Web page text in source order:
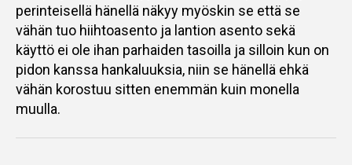
perinteisellä hänellä näkyy myöskin se että se
vähän tuo hiihtoasento ja lantion asento sekä
käyttö ei ole ihan parhaiden tasoilla ja silloin kun on
pidon kanssa hankaluuksia, niin se hänellä ehkä
vähän korostuu sitten enemmän kuin monella
muulla.